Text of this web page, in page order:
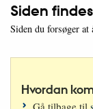
Siden
Siden du forsøger at
Hvordan
Gå tilbage til